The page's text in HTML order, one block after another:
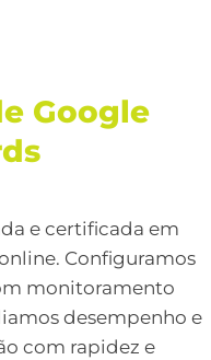
Google
e certificada em
Configuramos
monitoramento
desempenho e
com rapidez e